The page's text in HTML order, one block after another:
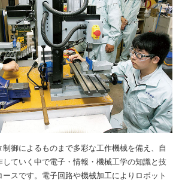
御によるものまで多彩な工作機械を備え、自
ていく中で電子・情報・機械工学の知識と技
スです。電子回路や機械加工によりロボット